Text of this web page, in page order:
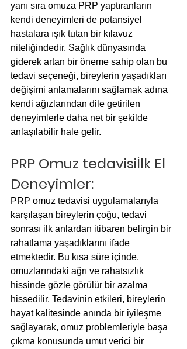
yanı sıra omuza PRP yaptıranların
kendi deneyimleri de potansiyel
hastalara ışık tutan bir kılavuz
niteliğindedir. Sağlık dünyasında
giderek artan bir öneme sahip olan bu
tedavi seçeneği, bireylerin yaşadıkları
değişimi anlamalarını sağlamak adına
kendi ağızlarından dile getirilen
deneyimlerle daha net bir şekilde
anlaşılabilir hale gelir.
PRP Omuz tedavisiİlk El
Deneyimler:
PRP omuz tedavisi uygulamalarıyla
karşılaşan bireylerin çoğu, tedavi
sonrası ilk anlardan itibaren belirgin bir
rahatlama yaşadıklarını ifade
etmektedir. Bu kısa süre içinde,
omuzlarındaki ağrı ve rahatsızlık
hissinde gözle görülür bir azalma
hissedilir. Tedavinin etkileri, bireylerin
hayat kalitesinde anında bir iyileşme
sağlayarak, omuz problemleriyle başa
çıkma konusunda umut verici bir